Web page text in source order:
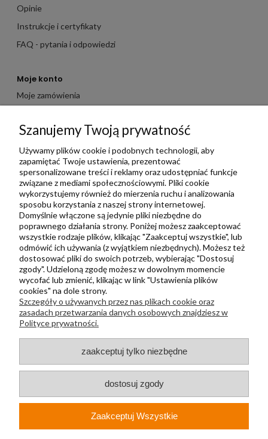
Opinie
Instrukcje i certyfikaty
FAQ - pytania i odpowiedzi
Moje konto
Moje zamówienia
Ulubione
Zbieraj punkty za zakupy
Informacje
Kontakt
Regulamin
Polityka prywatności
Metody wysyłki i płatności
Płatności odroczone PayPo
Zwroty i reklamacje
Newsletter
Kontakt
sklep@kapak.pl
Szanujemy Twoją prywatność
Używamy plików cookie i podobnych technologii, aby
zapamiętać Twoje ustawienia, prezentować
spersonalizowane treści i reklamy oraz udostępniać funkcje
związane z mediami społecznościowymi. Pliki cookie
wykorzystujemy również do mierzenia ruchu i analizowania
sposobu korzystania z naszej strony internetowej.
Domyślnie włączone są jedynie pliki niezbędne do
poprawnego działania strony. Poniżej możesz zaakceptować
wszystkie rodzaje plików, klikając "Zaakceptuj wszystkie", lub
odmówić ich używania (z wyjątkiem niezbędnych). Możesz też
dostosować pliki do swoich potrzeb, wybierając "Dostosuj
zgody". Udzieloną zgodę możesz w dowolnym momencie
wycofać lub zmienić, klikając w link "Ustawienia plików
cookies" na dole strony.
Szczegóły o używanych przez nas plikach cookie oraz
zasadach przetwarzania danych osobowych znajdziesz w
Polityce prywatności.
zaakceptuj tylko niezbędne
dostosuj zgody
Zaakceptuj Wszystkie